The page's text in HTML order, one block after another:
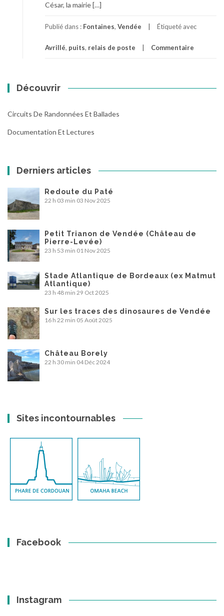
César, la mairie […]
Publié dans : Fontaines, Vendée Étiqueté avec
Avrillé, puits, relais de poste Commentaire
Découvrir
Circuits De Randonnées Et Ballades
Documentation Et Lectures
Derniers articles
Redoute du Paté
22 h 03 min 03 Nov 2025
Petit Trianon de Vendée (Château de
Pierre-Levée)
23 h 53 min 01 Nov 2025
Stade Atlantique de Bordeaux (ex Matmut
Atlantique)
23 h 48 min 29 Oct 2025
Sur les traces des dinosaures de Vendée
16 h 22 min 05 Août 2025
Château Borely
22 h 30 min 04 Déc 2024
Sites incontournables
Facebook
Instagram